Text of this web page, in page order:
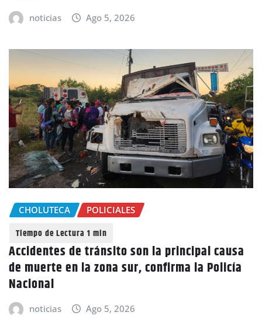
noticias Ago 5, 2026
CHOLUTECA POLICIALES
Accidentes de tránsito son la principal causa
de muerte en la zona sur, confirma la Policía
Nacional
noticias Ago 5, 2026